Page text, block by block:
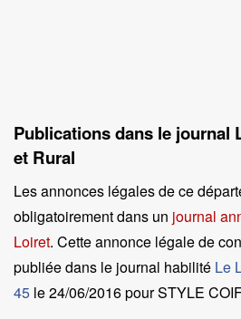
Publications dans le journal
et Rural
Les annonces légales de ce
obligatoirement dans un journal
Loiret. Cette annonce légale de
publiée dans le journal habilité Le
45 le24/06/2016 pour STYLE